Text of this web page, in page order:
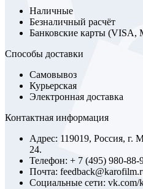
Наличные
Безналичный расчёт
Банковские карты (VISA,
Способы доставки
Самовывоз
Курьерская
Электронная доставка
Контактная информация
Адрес: 119019, Россия, г.
24.
Телефон: + 7 (495) 980-88-
Почта:
Социальные сети: vk.com/